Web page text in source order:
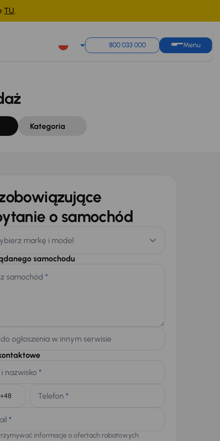
TU.
800 033 000 Menu
Kategoria
o samochód
markę i model
samochodu
samochód *
ogłoszenia w innym serwisie
nazwisko *
Telefon *
*
informacje o ofertach rabatowych